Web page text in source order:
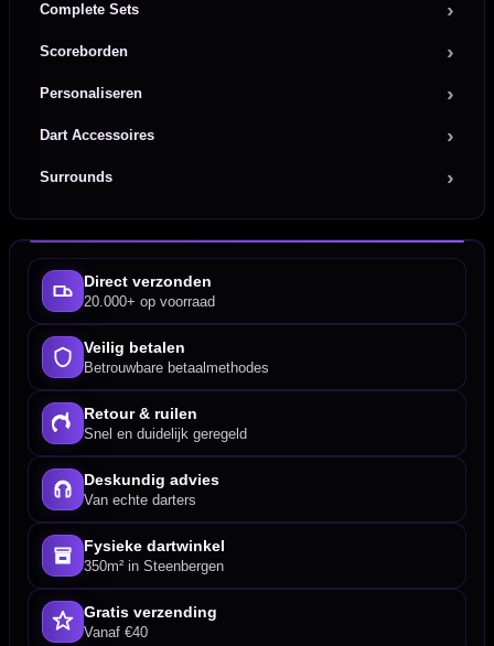
Complete Sets
Scoreborden
Personaliseren
Dart Accessoires
Surrounds
Direct verzonden
20.000+ op voorraad
Veilig betalen
Betrouwbare betaalmethodes
Retour & ruilen
Snel en duidelijk geregeld
Deskundig advies
Van echte darters
Fysieke dartwinkel
350m² in Steenbergen
Gratis verzending
Vanaf €40